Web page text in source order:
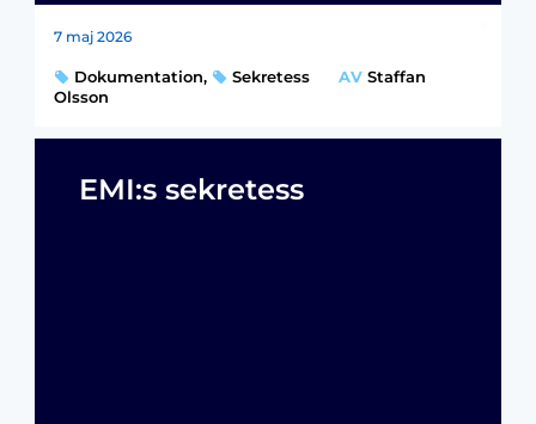
7 maj 2026
Dokumentation, Sekretess AV Staffan
Olsson
EMI:s sekretess